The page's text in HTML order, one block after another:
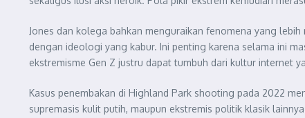
Jones dan kolega bahkan menguraikan fenomena yang
dengan ideologi yang kabur. Ini penting karena selama ini
ekstremisme Gen Z justru dapat tumbuh dari kultur internet
Kasus penembakan di Highland Park shooting pada 2022
supremasis kulit putih, maupun ekstremis politik klasik